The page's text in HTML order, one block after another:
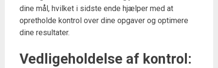
dine mål, hvilket i sidste ende hjælper med at
opretholde kontrol over dine opgaver og optimere
dine resultater.
Vedligeholdelse af kontrol: